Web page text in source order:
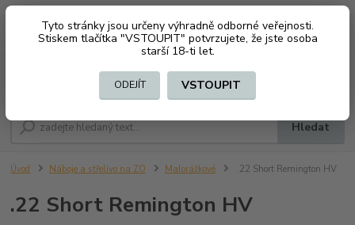
Tyto stránky jsou určeny výhradně odborné veřejnosti.
Stiskem tlačítka "VSTOUPIT" potvrzujete, že jste osoba
starší 18-ti let.
ODEJÍT VSTOUPIT
CZK
Hledat
+420 603794370 za0 Kč
Úvod Náboje a střelivo na ZO Malorážkové .22 Short Remington HV
.22 Short Remington HV